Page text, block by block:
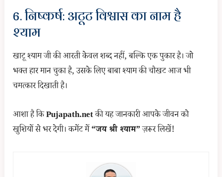
6. निष्कर्ष: अटूट विश्वास का नाम है
श्याम
खाटू श्याम जी की आरती केवल शब्द नहीं, बल्कि एक पुकार है। जो
भक्त हार मान चुका है, उसके लिए बाबा श्याम की चौखट आज भी
चमत्कार दिखाती है।
आशा है किPujapath.netकी यह जानकारी आपके जीवन को
खुशियों से भर देगी। कमेंट में“जय श्री श्याम”ज़रूर लिखें!